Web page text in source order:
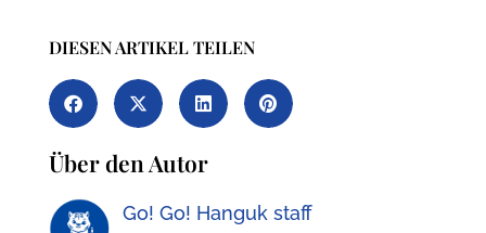
DIESEN ARTIKEL TEILEN
Über den Autor
Go! Go! Hanguk staff